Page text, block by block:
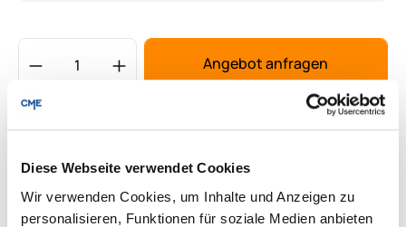
Diese Webseite verwendet Cookies
Wir verwenden Cookies, um Inhalte und Anzeigen zu
personalisieren, Funktionen für soziale Medien anbieten
Lieferung & Rücksendungen
Produkt Anzahl: Gib den gewünschten
Angebot anfragen